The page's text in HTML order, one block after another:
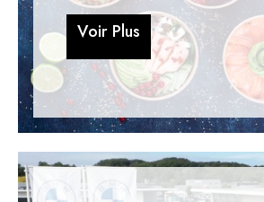
Voir Plus
Voir Plus